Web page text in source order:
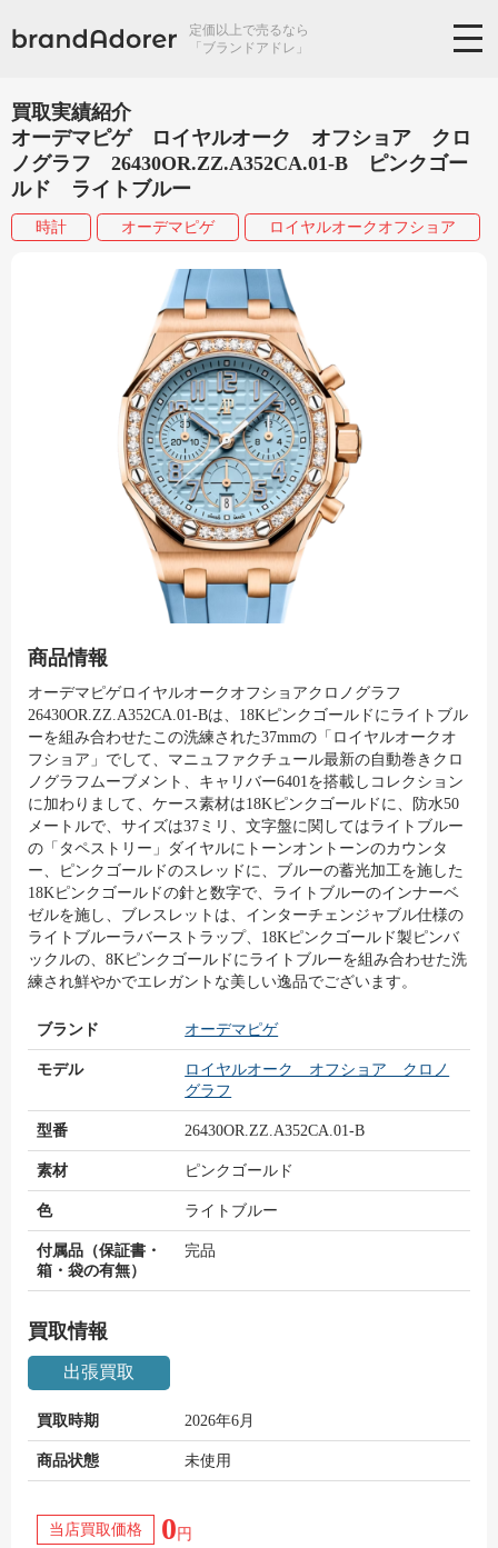
定価以上で売るなら
「ブランドアドレ」
買取実績紹介
オーデマピゲ ロイヤルオーク オフショア クロ
ノグラフ 26430OR.ZZ.A352CA.01-B ピンクゴー
ルド ライトブルー
時計 オーデマピゲ ロイヤルオークオフショア
商品情報
オーデマピゲロイヤルオークオフショアクロノグラフ
26430OR.ZZ.A352CA.01-Bは、18Kピンクゴールドにライトブル
ーを組み合わせたこの洗練された37mmの「ロイヤルオークオ
フショア」でして、マニュファクチュール最新の自動巻きクロ
ノグラフムーブメント、キャリバー6401を搭載しコレクション
に加わりまして、ケース素材は18Kピンクゴールドに、防水50
メートルで、サイズは37ミリ、文字盤に関してはライトブルー
の「タペストリー」ダイヤルにトーンオントーンのカウンタ
ー、ピンクゴールドのスレッドに、ブルーの蓄光加工を施した
18Kピンクゴールドの針と数字で、ライトブルーのインナーベ
ゼルを施し、ブレスレットは、インターチェンジャブル仕様の
ライトブルーラバーストラップ、18Kピンクゴールド製ピンバ
ックルの、8Kピンクゴールドにライトブルーを組み合わせた洗
練され鮮やかでエレガントな美しい逸品でございます。
ブランド オーデマピゲ
モデル
ロイヤルオーク オフショア クロノ
グラフ
型番 26430OR.ZZ.A352CA.01-B
素材 ピンクゴールド
色 ライトブルー
付属品（保証書・
箱・袋の有無）
完品
買取情報
出張買取
買取時期 2026年6月
商品状態 未使用
当店買取価格 0 円